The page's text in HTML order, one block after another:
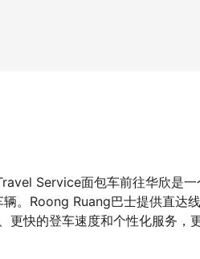
Service面包车前往华欣是
。Roong Ruang巴士提供直达
更快的登车速度和个性化服务，